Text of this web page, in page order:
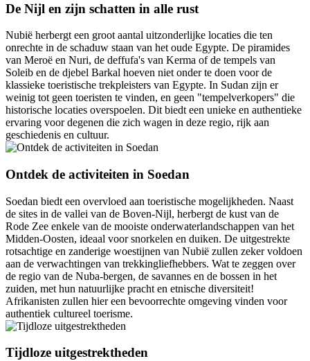
De Nijl en zijn schatten in alle rust
Nubië herbergt een groot aantal uitzonderlijke locaties die ten
onrechte in de schaduw staan van het oude Egypte. De piramides
van Meroë en Nuri, de deffufa's van Kerma of de tempels van
Soleib en de djebel Barkal hoeven niet onder te doen voor de
klassieke toeristische trekpleisters van Egypte. In Sudan zijn er
weinig tot geen toeristen te vinden, en geen "tempelverkopers" die
historische locaties overspoelen. Dit biedt een unieke en authentieke
ervaring voor degenen die zich wagen in deze regio, rijk aan
geschiedenis en cultuur.
Ontdek de activiteiten in Soedan
Soedan biedt een overvloed aan toeristische mogelijkheden. Naast
de sites in de vallei van de Boven-Nijl, herbergt de kust van de
Rode Zee enkele van de mooiste onderwaterlandschappen van het
Midden-Oosten, ideaal voor snorkelen en duiken. De uitgestrekte
rotsachtige en zanderige woestijnen van Nubië zullen zeker voldoen
aan de verwachtingen van trekkingliefhebbers. Wat te zeggen over
de regio van de Nuba-bergen, de savannes en de bossen in het
zuiden, met hun natuurlijke pracht en etnische diversiteit!
Afrikanisten zullen hier een bevoorrechte omgeving vinden voor
authentiek cultureel toerisme.
Tijdloze uitgestrektheden